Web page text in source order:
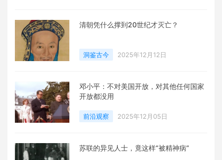
清朝凭什么撑到20世纪才灭亡？
洞鉴古今 2025年12月12日
邓小平：不对美国开放，对其他任何国家
开放都没用
前沿观察 2025年12月05日
苏联的异见人士，竟这样“被精神病”